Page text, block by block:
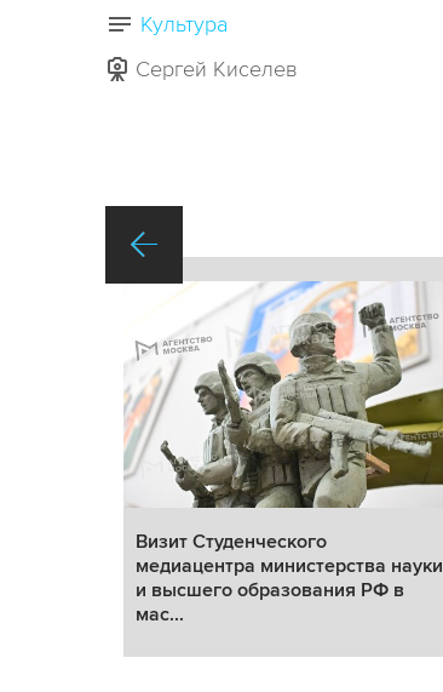
Культура
Сергей Киселев
Визит Студенческого
медиацентра министерства науки
и высшего образования РФ в
мас...